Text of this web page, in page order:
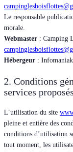
Le responsable
morale.
Webmaster : Camping
Hébergeur :
2. Conditions
services
L’utilisation du site
pleine et entière des
conditions d’utilisation
tout moment, les